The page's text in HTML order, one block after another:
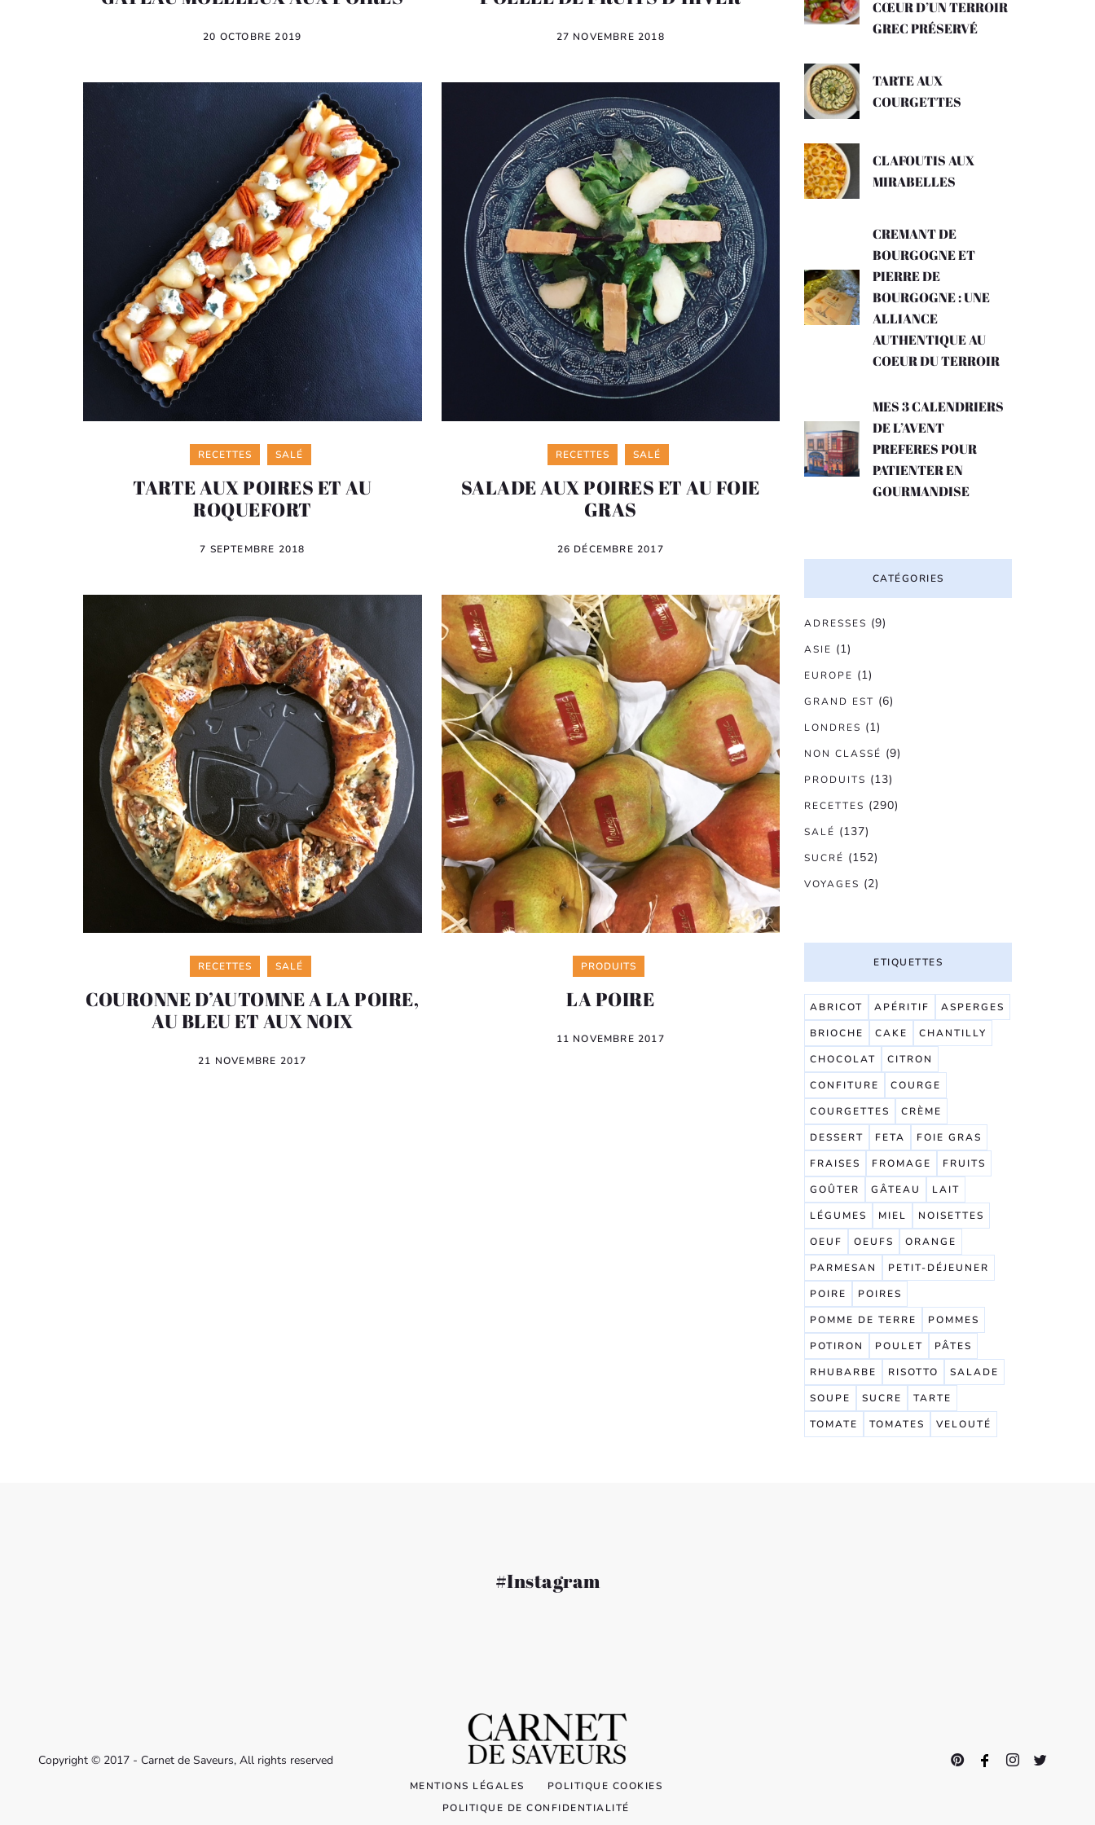
20 OCTOBRE 2019 27 NOVEMBRE 2018
Categories
RECETTES SALÉ
TARTE AUX POIRES ET AU
ROQUEFORT
7 SEPTEMBRE 2018
Categories
RECETTES SALÉ
SALADE AUX POIRES ET AU FOIE
GRAS
26 DÉCEMBRE 2017
Categories
RECETTES SALÉ
COURONNE D’AUTOMNE A LA POIRE,
AU BLEU ET AUX NOIX
21 NOVEMBRE 2017
Categories
PRODUITS
LA POIRE
11 NOVEMBRE 2017
CŒUR D’UN TERROIR
GREC PRÉSERVÉ
TARTE AUX
COURGETTES
CLAFOUTIS AUX
MIRABELLES
CREMANT DE
BOURGOGNE ET
PIERRE DE
BOURGOGNE : UNE
ALLIANCE
AUTHENTIQUE AU
COEUR DU TERROIR
MES 3 CALENDRIERS
DE L’AVENT
PREFERES POUR
PATIENTER EN
GOURMANDISE
CATÉGORIES
ADRESSES (9)
ASIE (1)
EUROPE (1)
GRAND EST (6)
LONDRES (1)
NON CLASSÉ (9)
PRODUITS (13)
RECETTES (290)
SALÉ (137)
SUCRÉ (152)
VOYAGES (2)
ETIQUETTES
ABRICOT APÉRITIF
ASPERGES
BRIOCHE
CAKE
CHANTILLY
CHOCOLAT
CITRON
CONFITURE
COURGE
COURGETTES
CRÈME
DESSERT
FETA
FOIE GRAS
FRAISES
FROMAGE
FRUITS
GOÛTER
GÂTEAU
LAIT
LÉGUMES
MIEL
NOISETTES
OEUF
OEUFS
ORANGE
PARMESAN
PETIT-DÉJEUNER
POIRE
POIRES
POMME DE TERRE
POMMES
POTIRON
POULET
PÂTES
RHUBARBE
RISOTTO
SALADE
SOUPE
SUCRE
TARTE
TOMATE
TOMATES VELOUTÉ
#Instagram
Copyright © 2017 - Carnet de Saveurs, All rights reserved
MENTIONS LÉGALES
POLITIQUE COOKIES
POLITIQUE DE CONFIDENTIALITÉ